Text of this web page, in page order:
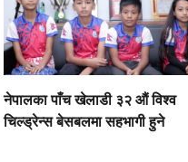
नेपालका पाँच खेलाडी ३२ औं विश्व
चिल्ड्रेन्स बेसबलमा सहभागी हुने